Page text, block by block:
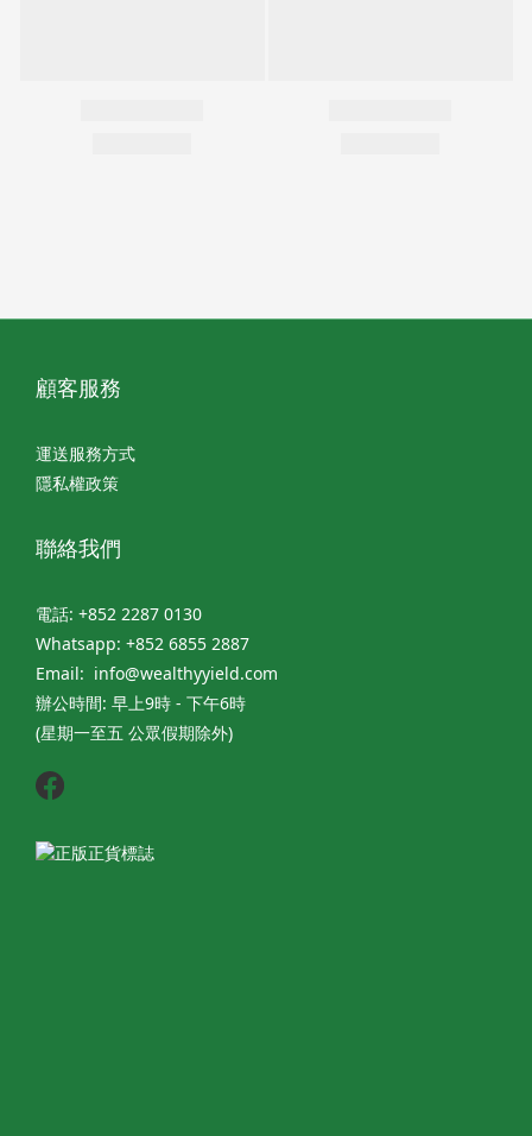
顧客服務
運送服務方式
隱私權政策
聯絡我們
電話: +852 2287 0130
Whatsapp: +852 6855 2887
Email: info@wealthyyield.com
辦公時間: 早上9時 - 下午6時
(星期一至五 公眾假期除外)